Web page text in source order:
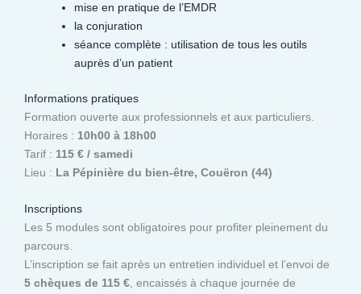
mise en pratique de l’EMDR
la conjuration
séance complète : utilisation de tous les outils
auprès d’un patient
Informations pratiques
Formation ouverte aux professionnels et aux particuliers.
Horaires : 10h00 à 18h00
Tarif : 115 € / samedi
Lieu : La Pépinière du bien-être, Couëron (44)
Inscriptions
Les 5 modules sont obligatoires pour profiter pleinement du
parcours.
L’inscription se fait après un entretien individuel et l’envoi de
5 chèques de 115 €, encaissés à chaque journée de